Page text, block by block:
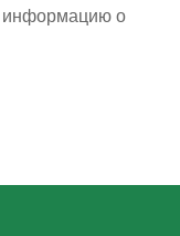
информацию о